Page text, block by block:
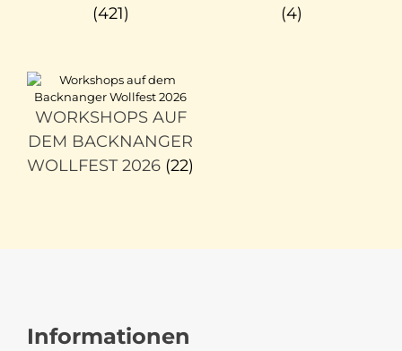
(421)
(4)
WORKSHOPS AUF
DEM BACKNANGER
WOLLFEST 2026 (22)
Informationen